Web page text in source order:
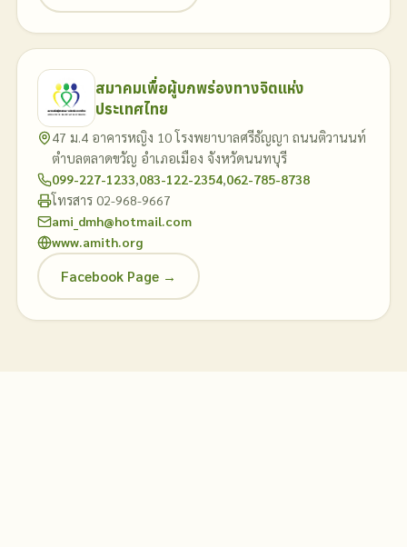
สมาคมเพื่อผู้บกพร่องทางจิตแห่ง
ประเทศไทย
47 ม.4 อาคารหญิง 10 โรงพยาบาลศรีธัญญา ถนนติวานนท์
ตำบลตลาดขวัญ อำเภอเมือง จังหวัดนนทบุรี
099-227-1233,083-122-2354,062-785-8738
โทรสาร 02-968-9667
ami_dmh@hotmail.com
www.amith.org
Facebook Page →